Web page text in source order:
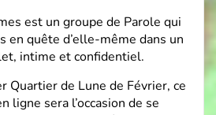
est un groupe de Parole qui
en quête d’elle-même dans un
intime et confidentiel.
Quartier de Lune de Février, ce
ligne sera l’occasion de se